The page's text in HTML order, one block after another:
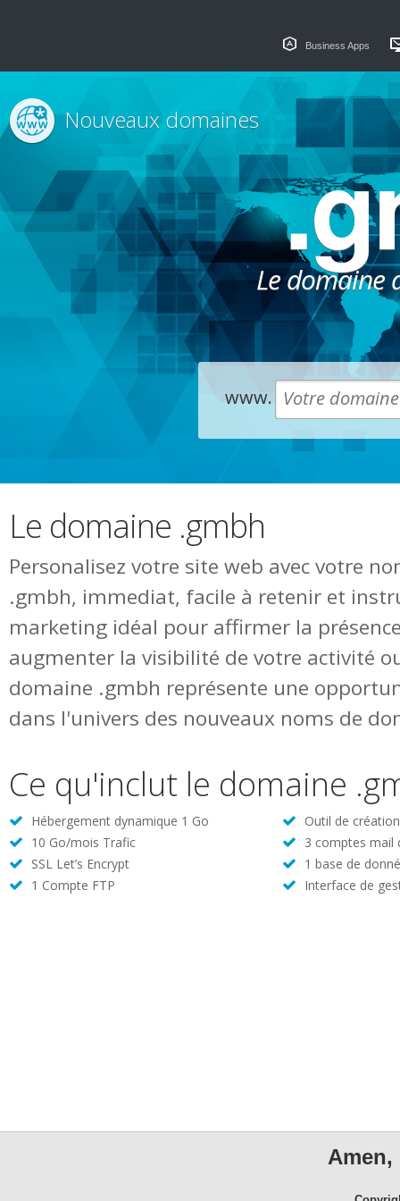
Business Apps
Le domaine
Nouveaux domaines
www.
Le domaine .gmbh
Personalisez votre site web avec votre
.gmbh, immediat, facile à retenir et
marketing idéal pour affirmer la
augmenter la visibilité de votre activité
domaine .gmbh représente une
dans l'univers des nouveaux noms de
Ce qu'inclut le domaine
Hébergement dynamique 1 Go
Outil de
10 Go/mois Trafic
3 comptes mail
SSL Let’s Encrypt
1 base de
1 Compte FTP
Interface de